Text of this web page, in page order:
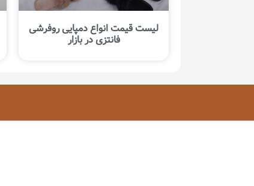
لیست قیمت انواع دمپایی روفرشی
فانتزی در بازار